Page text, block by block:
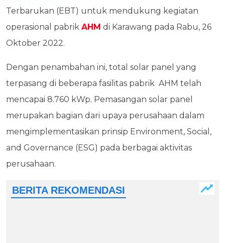
Terbarukan (EBT) untuk mendukung kegiatan
operasional pabrik AHM di Karawang pada Rabu, 26
Oktober 2022.
Dengan penambahan ini, total solar panel yang
terpasang di beberapa fasilitas pabrik AHM telah
mencapai 8.760 kWp. Pemasangan solar panel
merupakan bagian dari upaya perusahaan dalam
mengimplementasikan prinsip Environment, Social,
and Governance (ESG) pada berbagai aktivitas
perusahaan.